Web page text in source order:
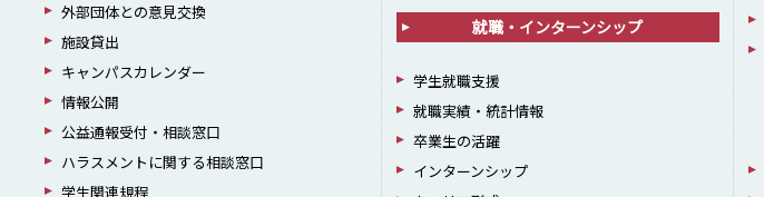
外部団体との意見交換
施設貸出
キャンパスカレンダー
情報公開
公益通報受付・相談窓口
ハラスメントに関する相談窓口
学生関連規程
就職・インターンシップ
学生就職支援
就職実績・統計情報
卒業生の活躍
インターンシップ